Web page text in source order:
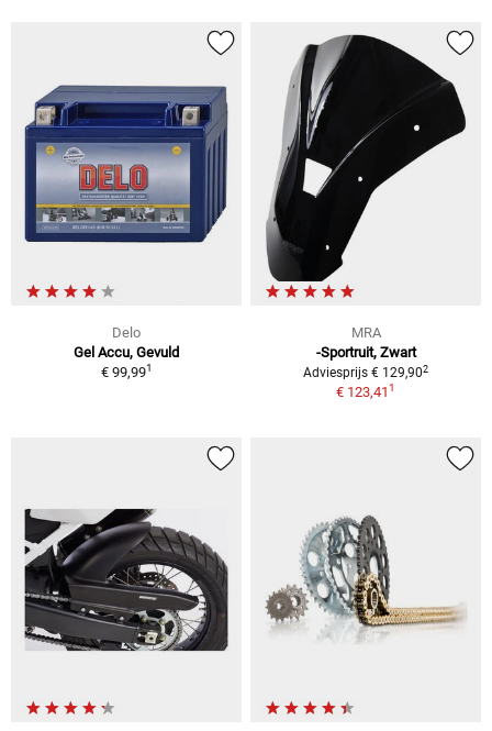
Delo
Gel Accu, Gevuld
€ 99,991
MRA
-Sportruit, Zwart
Adviesprijs € 129,902
€ 123,411